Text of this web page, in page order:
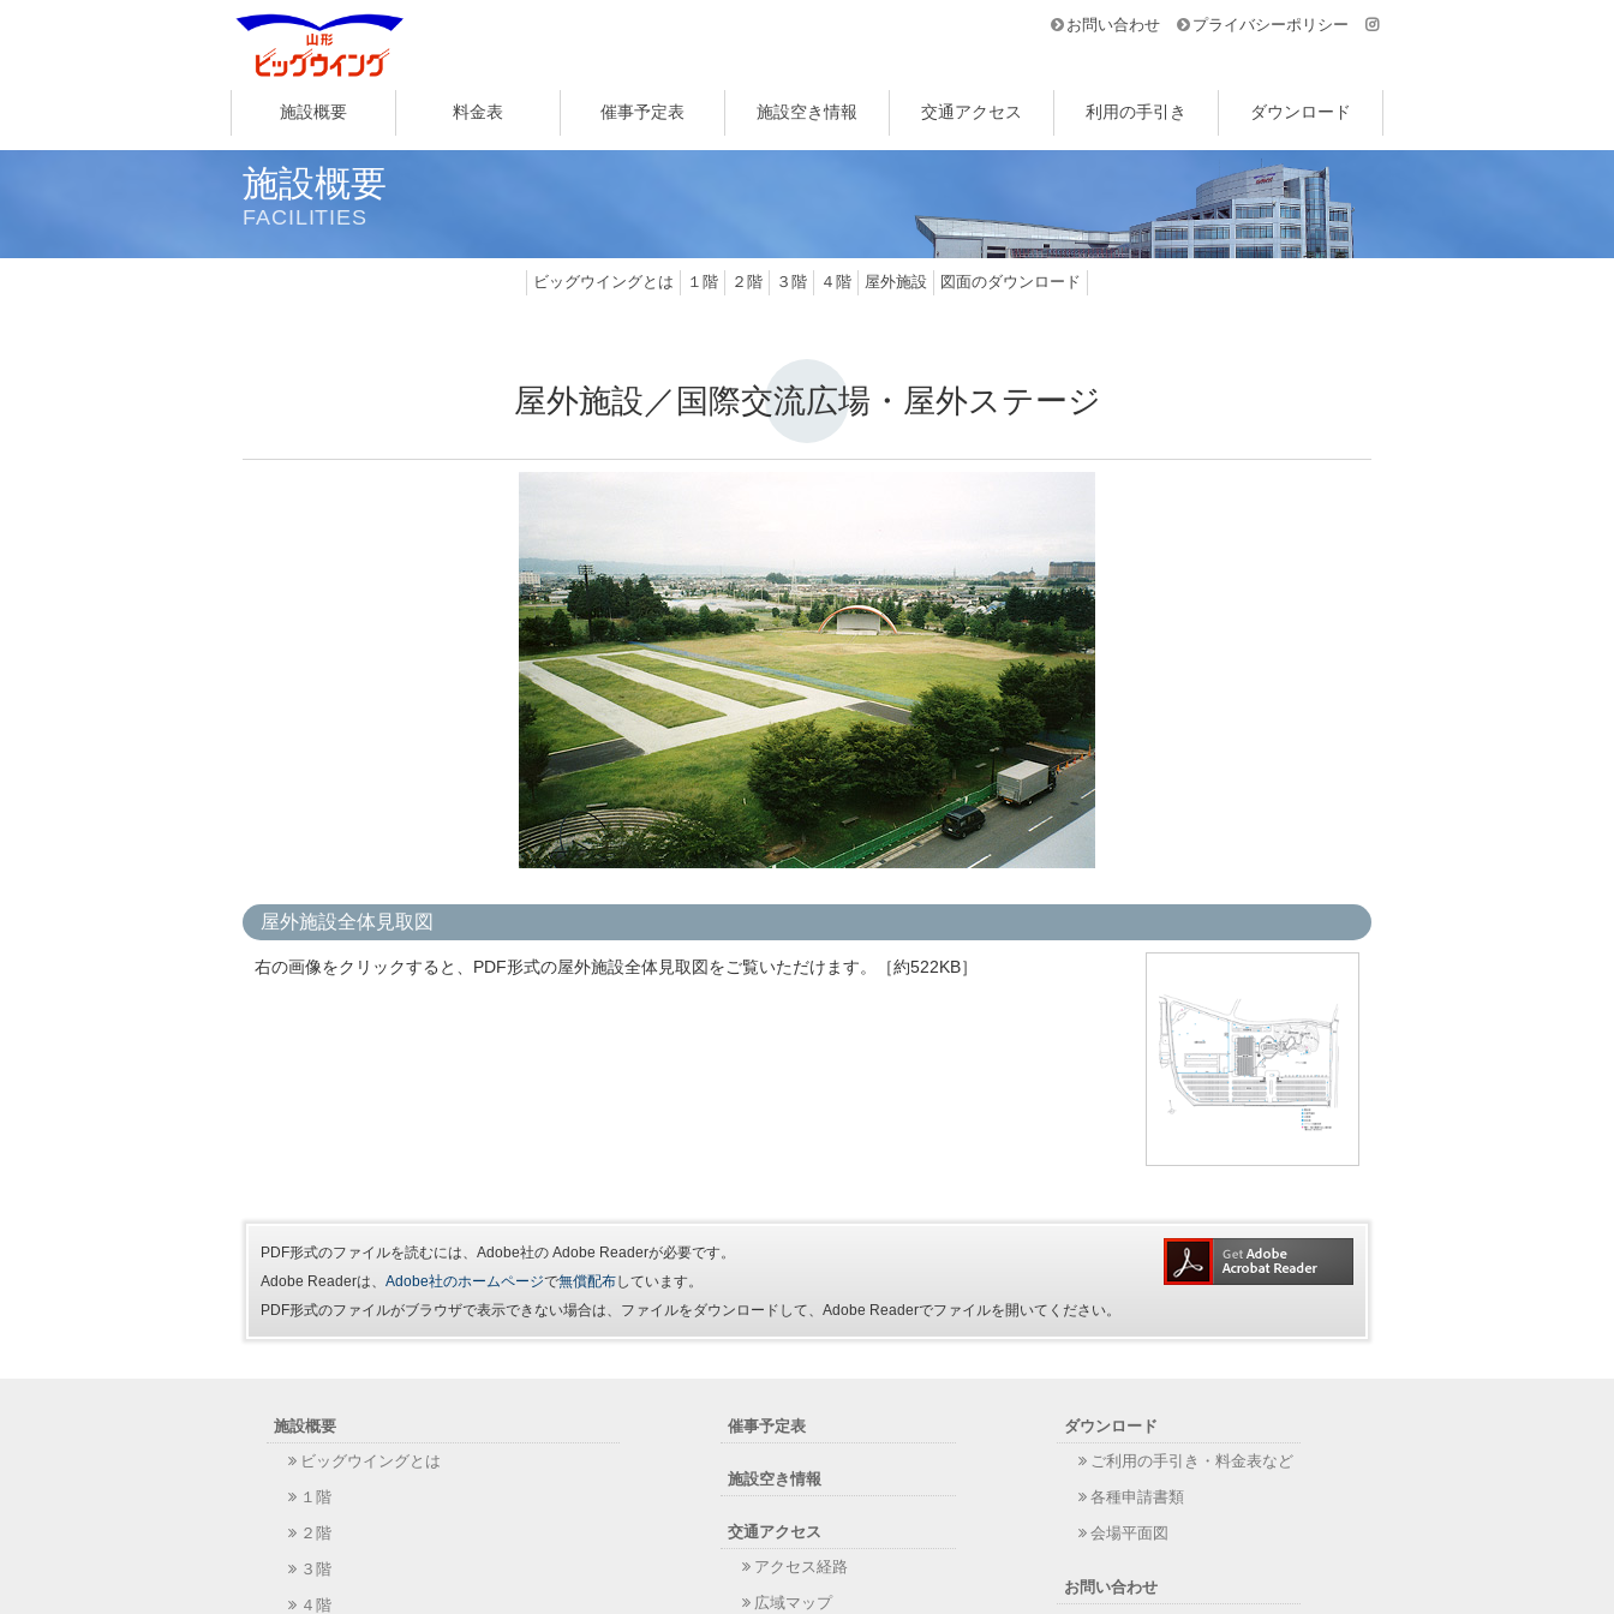
施設概要 料金表 催事予定表 施設空き情報 交通アクセス 利用の手引き ダウンロード
お問い合わせ プライバシーポリシー
施設概要
FACILITIES
ビッグウイングとは １階 ２階 ３階 ４階 屋外施設 図面のダウンロード
屋外施設／国際交流広場・屋外ステージ
屋外施設全体見取図
右の画像をクリックすると、PDF形式の屋外施設全体見取図をご覧いただけます。［約522KB］
PDF形式のファイルを読むには、Adobe社の Adobe Readerが必要です。
Adobe Readerは、 Adobe社のホームページで無償配布しています。
PDF形式のファイルがブラウザで表示できない場合は、ファイルをダウンロードして、Adobe Readerでファイルを開いてください。
施設概要
ビッグウイングとは
１階
２階
３階
４階
催事予定表
施設空き情報
交通アクセス
アクセス経路
広域マップ
ダウンロード
ご利用の手引き・料金表など
各種申請書類
会場平面図
お問い合わせ